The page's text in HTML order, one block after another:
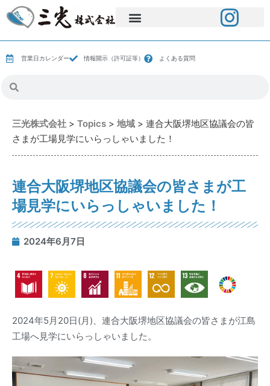
営業日カレンダー 情報開示（許可証等） よくある質問
三光株式会社 > Topics > 地域 > 連合大阪堺地区協議会の皆
さまが工場見学にいらっしゃいました！
連合大阪堺地区協議会の皆さまが工
場見学にいらっしゃいました！
2024年6月7日
2024年5月20日(月)、連合大阪堺地区協議会の皆さまが江島
工場へ見学にいらっしゃいました。